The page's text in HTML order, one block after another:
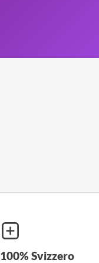
100% Svizzero